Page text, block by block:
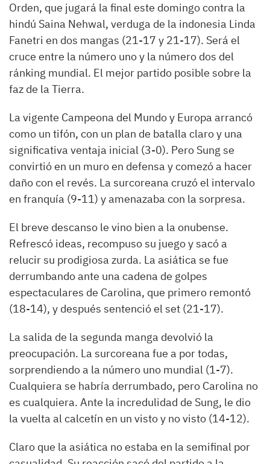
Orden, que jugará la final este domingo contra la
hindú Saina Nehwal, verduga de la indonesia Linda
Fanetri en dos mangas (21-17 y 21-17). Será el
cruce entre la número uno y la número dos del
ránking mundial. El mejor partido posible sobre la
faz de la Tierra.
La vigente Campeona del Mundo y Europa arrancó
como un tifón, con un plan de batalla claro y una
significativa ventaja inicial (3-0). Pero Sung se
convirtió en un muro en defensa y comezó a hacer
daño con el revés. La surcoreana cruzó el intervalo
en franquía (9-11) y amenazaba con la sorpresa.
El breve descanso le vino bien a la onubense.
Refrescó ideas, recompuso su juego y sacó a
relucir su prodigiosa zurda. La asiática se fue
derrumbando ante una cadena de golpes
espectaculares de Carolina, que primero remontó
(18-14), y después sentenció el set (21-17).
La salida de la segunda manga devolvió la
preocupación. La surcoreana fue a por todas,
sorprendiendo a la número uno mundial (1-7).
Cualquiera se habría derrumbado, pero Carolina no
es cualquiera. Ante la incredulidad de Sung, le dio
la vuelta al calcetín en un visto y no visto (14-12).
Claro que la asiática no estaba en la semifinal por